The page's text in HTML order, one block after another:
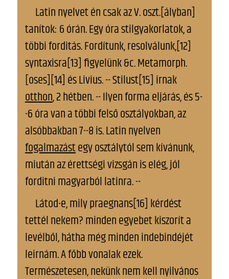
Latin nyelvet én csak az V. oszt.[ályban]
tanítok: 6 órán. Egy óra stilgyakorlatok, a
többi forditás. Fordítunk, resolválunk,[12]
syntaxisra[13] figyelünk &c. Metamorph.
[oses][14] és Livius. -- Stilust[15] irnak
otthon, 2 hétben. -- Ilyen forma eljárás, és 5-
-6 óra van a többi felső osztályokban, az
alsóbbakban 7--8 is. Latin nyelven
fogalmazástegy osztálytól sem kívánunk,
miután az érettségi vizsgán is elég, jól
forditni magyarból latinra. --
Látod-e, mily praegnans[16] kérdést
tettél nekem? minden egyebet kiszorít a
levélből, hátha még minden indebindéjét
leirnám. A főbb vonalak ezek.
Természetesen, nekünk nem kell nyilvános